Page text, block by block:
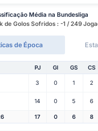
Média na Bundesliga
de Golos Sofridos : -1 / 249
de Época
PJ Gl GS CS
3 0 1 2
14 0 5 6
17 0 6 8